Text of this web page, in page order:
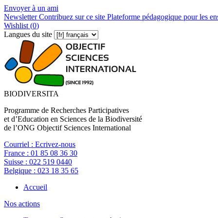
Envoyer à un ami
NewsletterContribuez sur ce site Plateforme pédagogique pour les
Wishlist (0)
Langues du site
BIODIVERSITA
Programme de Recherches Participatives
et d’Education en Sciences de la Biodiversité
de l’ONG Objectif Sciences International
Courriel : Ecrivez-nous
France : 01 85 08 36 30
Suisse : 022 519 0440
Belgique : 023 18 35 65
Accueil
Nos actions